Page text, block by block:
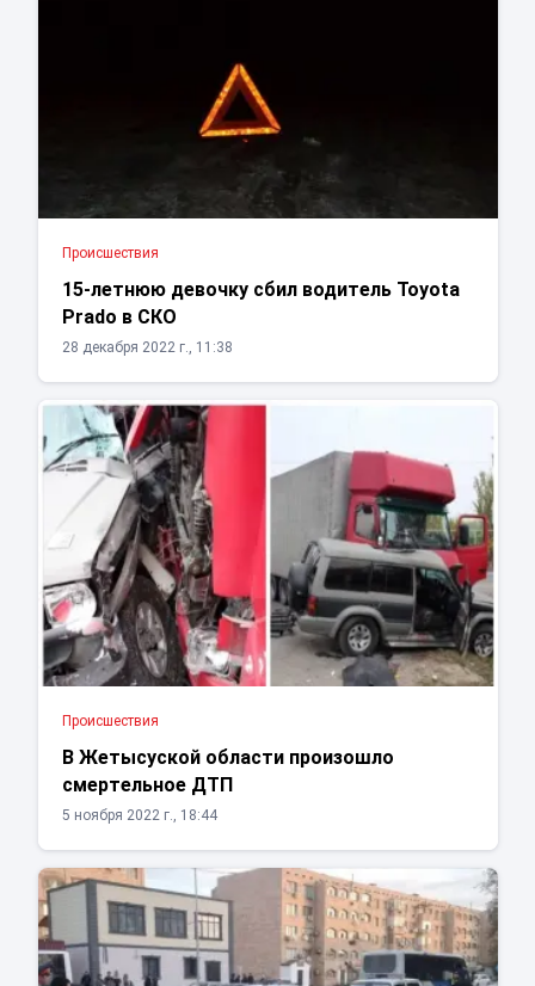
Проиcшествия
15-летнюю девочку сбил водитель Toyota
Prado в СКО
28 декабря 2022 г., 11:38
Проиcшествия
В Жетысуской области произошло
смертельное ДТП
5 ноября 2022 г., 18:44